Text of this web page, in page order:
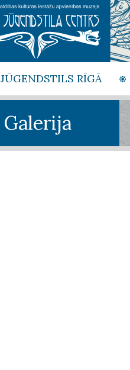
JŪGENDSTILS RĪGĀ
Galerija